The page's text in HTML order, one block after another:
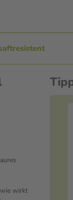
wirkt